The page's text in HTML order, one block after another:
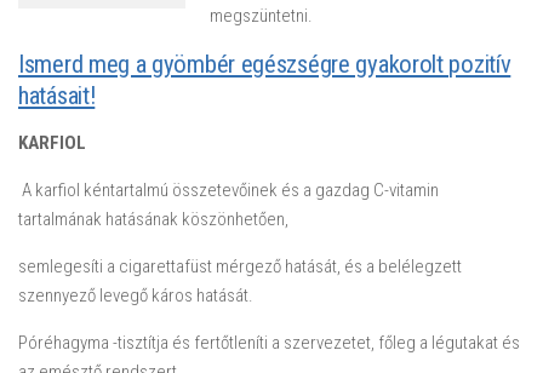
megszüntetni.
Ismerd meg a gyömbér egészségre gyakorolt pozitív
hatásait!
KARFIOL
A karfiol kéntartalmú összetevőinek és a gazdag C-vitamin
tartalmának hatásának köszönhetően,
semlegesíti a cigarettafüst mérgező hatását, és a belélegzett
szennyező levegő káros hatását.
Póréhagyma -tisztítja és fertőtleníti a szervezetet, főleg a légutakat és